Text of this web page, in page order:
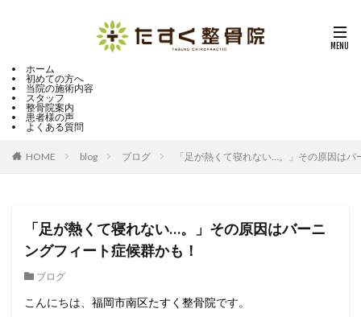
ホーム
初めての方へ
当院の施術内容
スタッフ
整骨院案内
患者様の声
よくある質問
HOME blog ブログ 「足が熱くて寝れない…。」その原因は
「足が熱くて寝れない…。」その原因はバーニ
ングフィート症候群かも！
ブログ
こんにちは、 福岡市南区たすく整骨院です。